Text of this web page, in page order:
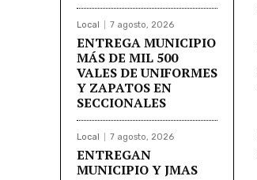
Local 7 agosto, 2026
ENTREGA MUNICIPIO
MÁS DE MIL 500
VALES DE UNIFORMES
Y ZAPATOS EN
SECCIONALES
Local 7 agosto, 2026
ENTREGAN
MUNICIPIO Y JMAS